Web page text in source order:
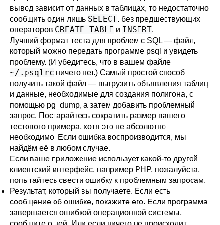
вывод зависит от данных в таблицах, то недостаточно
сообщить один лишь SELECT, без предшествующих
операторов CREATE TABLE и INSERT.
Лучший формат теста для проблем с SQL — файл,
который можно передать программе psql и увидеть
проблему. (И убедитесь, что в вашем файле
~/.psqlrc ничего нет.) Самый простой способ
получить такой файл — выгрузить объявления таблиц
и данные, необходимые для создания полигона, с
помощью pg_dump, а затем добавить проблемный
запрос. Постарайтесь сократить размер вашего
тестового примера, хотя это не абсолютно
необходимо. Если ошибка воспроизводится, мы
найдём её в любом случае.
Если ваше приложение использует какой-то другой
клиентский интерфейс, например PHP, пожалуйста,
попытайтесь свести ошибку к проблемным запросам.
Результат, который вы получаете. Если есть
сообщение об ошибке, покажите его. Если программа
завершается ошибкой операционной системы,
сообщите о ней. Или если ничего не происходит,